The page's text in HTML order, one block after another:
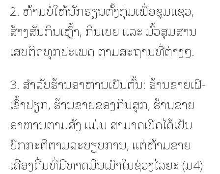
2. ຫ້າມບໍ່ໃຫ້ນັກຮຽນຕັ້ງກຸ່ມເພື່ອຊຸມແຊວ,
ສ້າງສັນກິນເຫຼົ້າ, ກິນເບຍ ແລະ ມົ້ວສຸມສານ
ເສບຕິດທຸກປະເພດ ຕາມສະຖານທີ່ຕ່າງໆ.
3. ສໍາລັບຮ້ານອາຫານເປັນຕົ້ນ: ຮ້ານຂາຍເຝີ-
ເຂົ້າປຽກ, ຮ້ານຂາຍຂອງກິນສຸກ, ຮ້ານຂາຍ
ອາຫານຕາມສັ່ງ ແມ່ນ ສາມາດເປີດໄດ້ເປັນ
ປົກກະຕິຕາມລະບຽບການ, ແຕ່ຫ້າມຂາຍ
ເຄື່ອງດື່ມທີ່ມີທາດມຶນເມົາໃນຊ່ວງໄລຍະ (ມ4)